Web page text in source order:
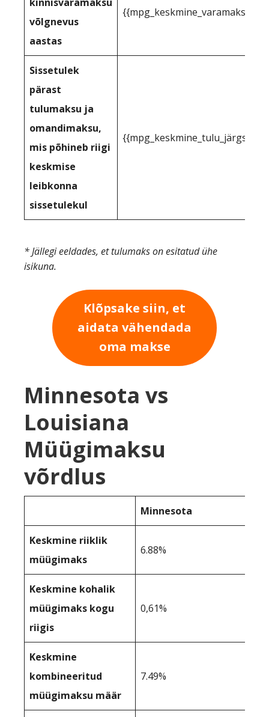
võlgnevus
aastas
Sissetulek
pärast
tulumaksu ja
omandimaksu,
mis põhineb riigi
keskmise
leibkonna
sissetulekul
* Jällegi eeldades, et tulumaks on esitatud ühe
isikuna.
Klõpsake siin, et
aidata vähendada
oma makse
Minnesota vs
Louisiana
Müügimaksu
võrdlus
Minnesota
Keskmine riiklik
müügimaks
6.88%
Keskmine kohalik
müügimaks kogu
riigis
0,61%
Keskmine
kombineeritud
müügimaksu määr
7.49%